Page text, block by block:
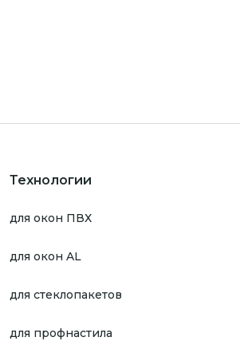
Технологии
для окон ПВХ
для окон AL
для стеклопакетов
для профнастила